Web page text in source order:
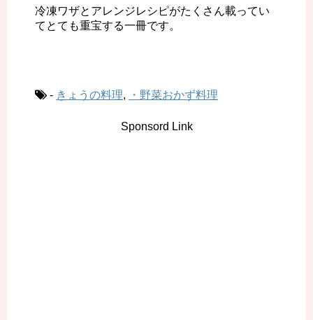
冷凍ワザとアレンジレシピがたくさん載ってい
てとても重宝する一冊です。
- きょうの料理, ・野菜おかず料理
Sponsord Link